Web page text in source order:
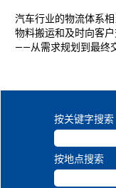
汽车行业的物流体系
物料搬运和及时向客
——从需求规划到最终
按关键字搜索
按地点搜索